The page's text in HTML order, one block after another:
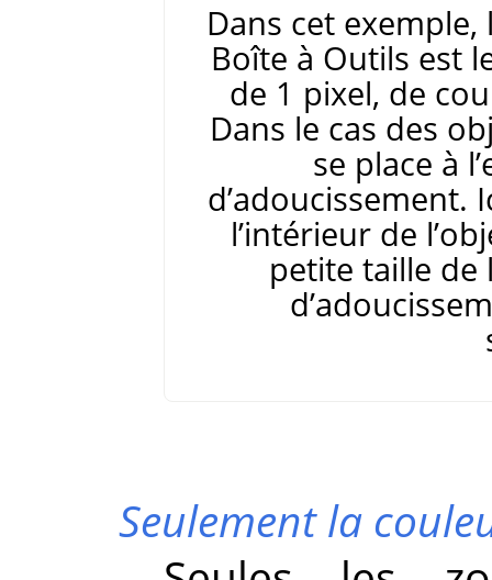
Dans cet
Boîte à Outils est
de 1 pixel, de
Dans le cas des
se place à
l’intérieur de
petite taille de
Seulement la